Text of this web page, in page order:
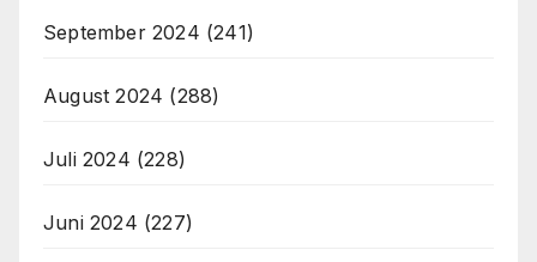
September 2024 (241)
August 2024 (288)
Juli 2024 (228)
Juni 2024 (227)